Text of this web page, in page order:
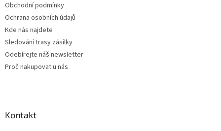
Obchodní podmínky
Ochrana osobních údajů
Kde nás najdete
Sledování trasy zásilky
Odebírejte náš newsletter
Proč nakupovat u nás
Kontakt